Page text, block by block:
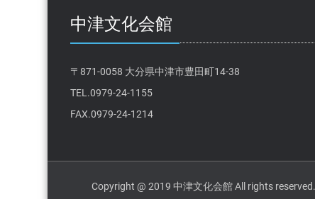
中津文化会館
〒871-0058 大分県中津市豊田町14-38
TEL.0979-24-1155
FAX.0979-24-1214
Copyright @ 2019 中津文化会館 All rights reserved.